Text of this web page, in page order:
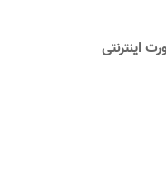
اینترنتی